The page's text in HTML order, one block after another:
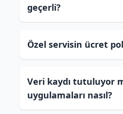
geçerli?
Özel servisin ücret
Veri kaydı tutuluyor
uygulamaları nasıl?